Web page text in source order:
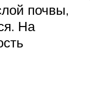
почвы,
На